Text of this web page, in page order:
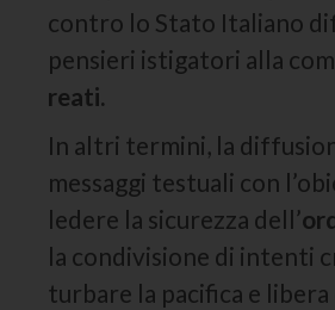
contro lo Stato Italiano
pensieri istigatori alla
reati.
In altri termini, la
messaggi testuali con
ledere la sicurezza dell’
la condivisione di intenti
turbare la pacifica e